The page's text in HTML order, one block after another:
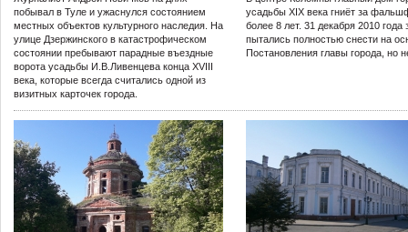
побывал в Туле и ужаснулся состоянием
местных объектов культурного наследия. На
улице Дзержинского в катастрофическом
состоянии пребывают парадные въездные
ворота усадьбы И.В.Ливенцева конца XVIII
века, которые всегда считались одной из
визитных карточек города.
усадьбы XIX века гниёт за
более 8 лет. 31 декабря 2010 года
пытались полностью снести на
Постановления главы города, но